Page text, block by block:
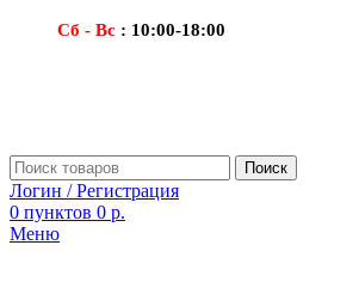
Сб - Вс : 10:00-18:00
Поиск
Логин / Регистрация
0 пунктов 0 р.
Меню